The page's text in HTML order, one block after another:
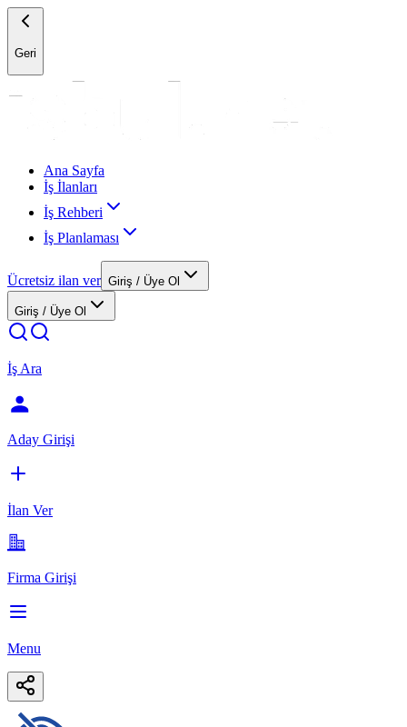
Geri
Ana Sayfa
İş İlanları
İş Rehberi
İş Planlaması
Ücretsiz ilan ver Giriş / Üye Ol
Giriş / Üye Ol
İş Ara
Aday Girişi
İlan Ver
Firma Girişi
Menu